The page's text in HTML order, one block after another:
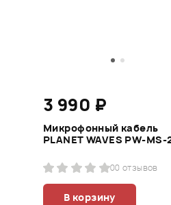
3 990 ₽
Микрофонный кабель
PLANET WAVES PW-MS-
00 отзывов
В корзину